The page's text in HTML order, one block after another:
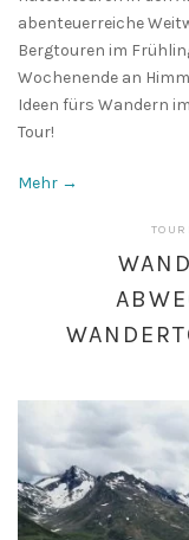
abenteuerreiche
Bergtouren im
Wochenende an
Ideen fürs Wandern
Tour!
Mehr →